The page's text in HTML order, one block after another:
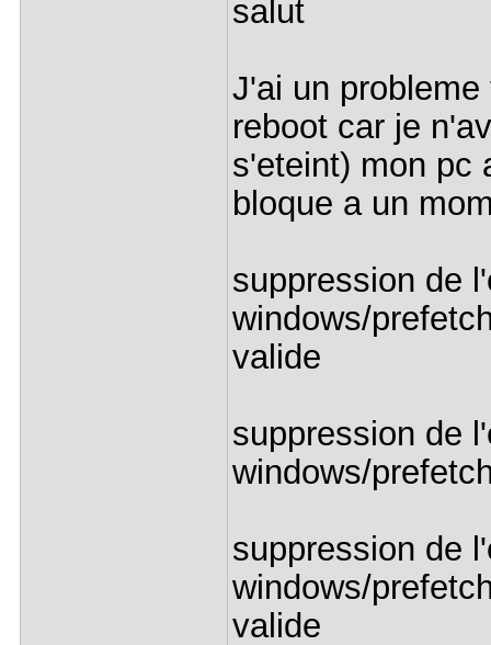
salut
J'ai un
reboot car je
s'eteint) mon pc
bloque a un
suppression de
windows/
valide
suppression de
windows/
suppression de
windows/
valide